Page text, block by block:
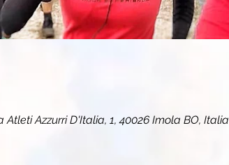
Azzurri D'Italia, 1, 40026 Imola BO, Italia